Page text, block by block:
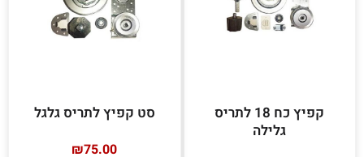
קפיץ כח 18 לתריס
גלילה
סט קפיץ לתריס גלגל
₪75.00